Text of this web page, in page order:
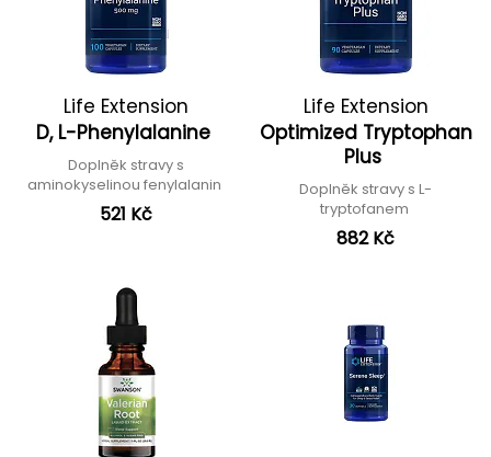
Life Extension
D, L-Phenylalanine
Doplněk stravy s
aminokyselinou fenylalanin
521 Kč
Life Extension
Optimized Tryptophan
Plus
Doplněk stravy s L-
tryptofanem
882 Kč